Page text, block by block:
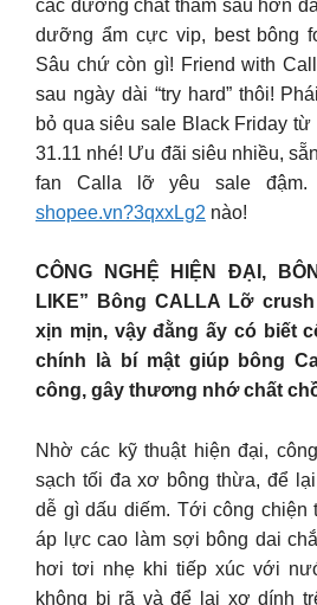
các dưỡng chất thấm sâu hơn
dưỡng ẩm cực vip, best bông
Sâu chứ còn gì! Friend with
sau ngày dài “try hard” thôi!
bỏ qua siêu sale Black Friday
31.11 nhé! Ưu đãi siêu nhiều,
fan Calla lỡ yêu sale
shopee.vn?3qxxLg2 nào!
CÔNG NGHỆ HIỆN ĐẠI,
LIKE” Bông CALLA Lỡ
xịn mịn, vậy đằng ấy có biết
chính là bí mật giúp bông
công, gây thương nhớ chất
Nhờ các kỹ thuật hiện đại,
sạch tối đa xơ bông thừa, để
dễ gì dấu diếm. Tới công
áp lực cao làm sợi bông dai
hơi tơi nhẹ khi tiếp xúc với
không bị rã và để lại xơ dính